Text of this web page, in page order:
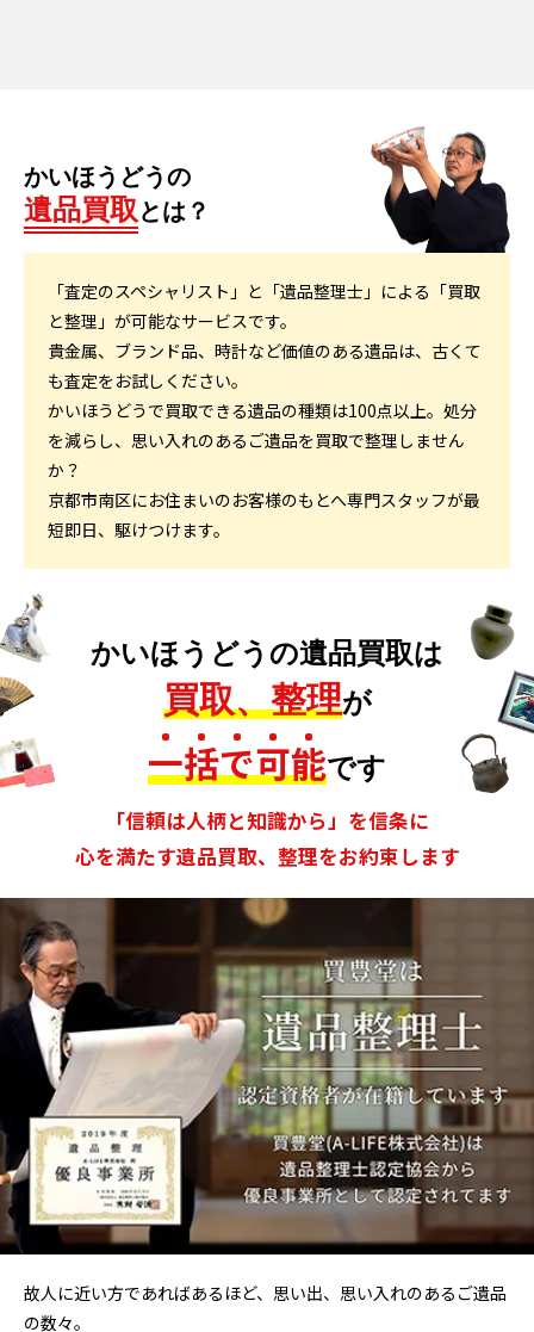
かいほうどうの
遺品買取 とは？
「査定のスペシャリスト」と「遺品整理士」による「買取
と整理」が可能なサービスです。
貴金属、ブランド品、時計など価値のある遺品は、古くて
も査定をお試しください。
かいほうどうで買取できる遺品の種類は100点以上。処分
を減らし、思い入れのあるご遺品を買取で整理しません
か？
京都市南区にお住まいのお客様のもとへ専門スタッフが最
短即日、駆けつけます。
かいほうどうの遺品買取は
買取、整理が
一括で可能です
「信頼は人柄と知識から」を信条に
心を満たす遺品買取、整理をお約束します
故人に近い方であればあるほど、思い出、思い入れのあるご遺品
の数々。